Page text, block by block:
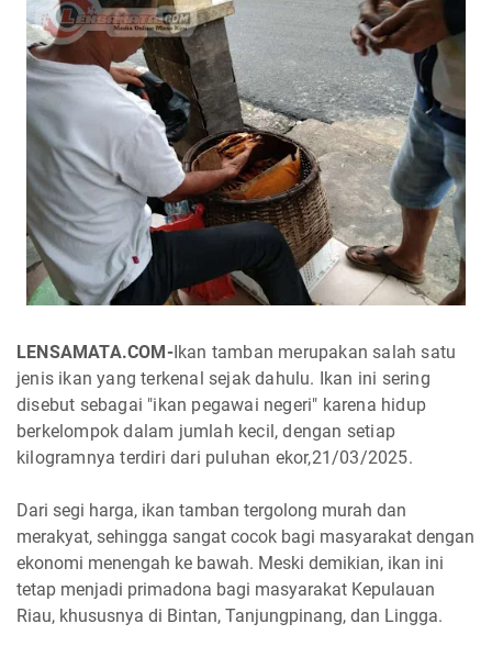
LENSAMATA.COM-Ikan tamban merupakan salah satu
jenis ikan yang terkenal sejak dahulu. Ikan ini sering
disebut sebagai "ikan pegawai negeri" karena hidup
berkelompok dalam jumlah kecil, dengan setiap
kilogramnya terdiri dari puluhan ekor,21/03/2025.
Dari segi harga, ikan tamban tergolong murah dan
merakyat, sehingga sangat cocok bagi masyarakat dengan
ekonomi menengah ke bawah. Meski demikian, ikan ini
tetap menjadi primadona bagi masyarakat Kepulauan
Riau, khususnya di Bintan, Tanjungpinang, dan Lingga.